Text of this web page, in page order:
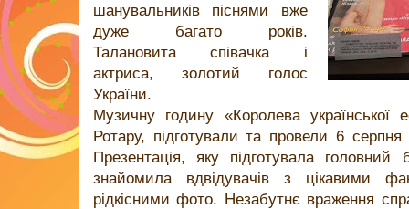
шанувальників піснями вже
дуже багато років.
Талановита співачка і
актриса, золотий голос
України.
Музичну годину «Королева української
Ротару, підготували та провели 6 серпня
Презентація, яку підготувала головний
знайомила вдвідувачів з цікавими
рідкісними фото. Незабутнє враження